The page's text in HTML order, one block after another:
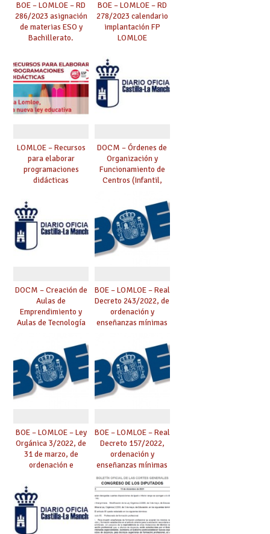
BOE – LOMLOE – RD
286/2023 asignación
de materias ESO y
Bachillerato.
BOE – LOMLOE – RD
278/2023 calendario
implantación FP
LOMLOE
LOMLOE – Recursos
para elaborar
programaciones
didácticas
DOCM – Órdenes de
Organización y
Funcionamiento de
Centros (Infantil,
Secundaria, FP,
Adultos, EOI)
DOCM – Creación de
Aulas de
Emprendimiento y
Aulas de Tecnología
BOE – LOMLOE – Real
Decreto 243/2022, de
ordenación y
enseñanzas mínimas
BOE – LOMLOE – Ley
Orgánica 3/2022, de
31 de marzo, de
ordenación e
Profesional.
BOE – LOMLOE – Real
Decreto 157/2022,
ordenación y
enseñanzas mínimas
de la Educación
Primaria